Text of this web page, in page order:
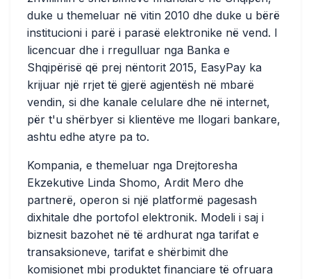
duke u themeluar në vitin 2010 dhe duke u bërë
institucioni i parë i parasë elektronike në vend. I
licencuar dhe i rregulluar nga Banka e
Shqipërisë që prej nëntorit 2015, EasyPay ka
krijuar një rrjet të gjerë agjentësh në mbarë
vendin, si dhe kanale celulare dhe në internet,
për t'u shërbyer si klientëve me llogari bankare,
ashtu edhe atyre pa to.
Kompania, e themeluar nga Drejtoresha
Ekzekutive Linda Shomo, Ardit Mero dhe
partnerë, operon si një platformë pagesash
dixhitale dhe portofol elektronik. Modeli i saj i
biznesit bazohet në të ardhurat nga tarifat e
transaksioneve, tarifat e shërbimit dhe
komisionet mbi produktet financiare të ofruara